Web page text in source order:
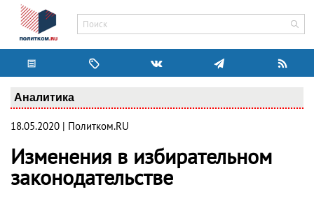
Аналитика
18.05.2020 | Политком.RU
Изменения в избирательном
законодательстве